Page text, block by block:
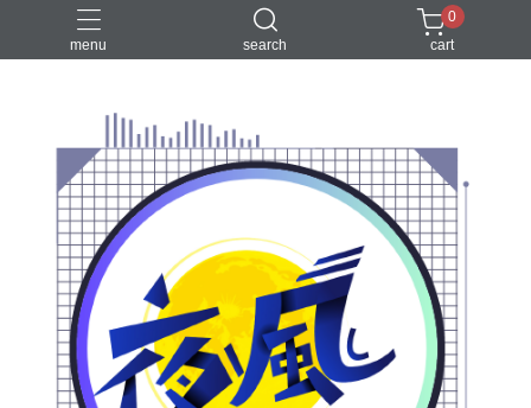
menu search
0
cart